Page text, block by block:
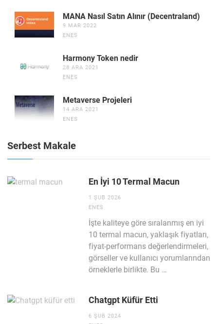
MANA Nasıl Satın Alınır (Decentraland)
9 MAR 2022
ENES
Harmony Token nedir
28 ARA 2021
ENES
Metaverse Projeleri
14 ARA 2021
ENES
Serbest Makale
En İyi 10 Termal Macun
1 ŞUB 2026
ENES
İşte kaliteye göre sıralanmış en iyi
10 termal macun, yaklaşık fiyatları,
fiyat-performans değerlendirmeleri,
görseller ve kullanıcı yorumlarından
örneklerle birlikte. Bu …
Chatgpt Küfür Etti
6 ŞUB 2024